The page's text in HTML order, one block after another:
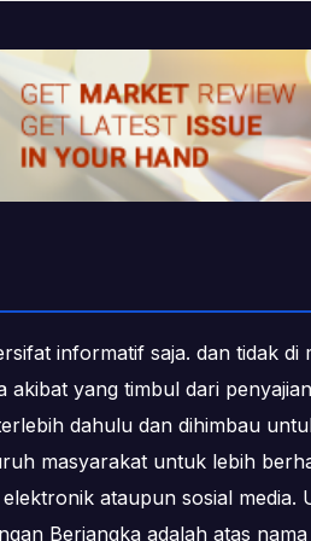
informatif saja. dan tidak
akibat yang timbul dari
dahulu dan dihimbau
masyarakat untuk lebih
ataupun sosial
Berjangka adalah atas